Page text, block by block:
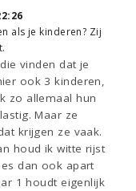
als je kinderen? Zij
vinden dat je
ook 3 kinderen,
zo allemaal hun
Maar ze
krijgen ze vaak.
houd ik witte rijst
dan ook apart
1 houdt eigenlijk